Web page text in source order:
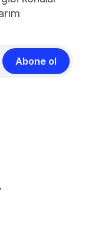
Abone ol